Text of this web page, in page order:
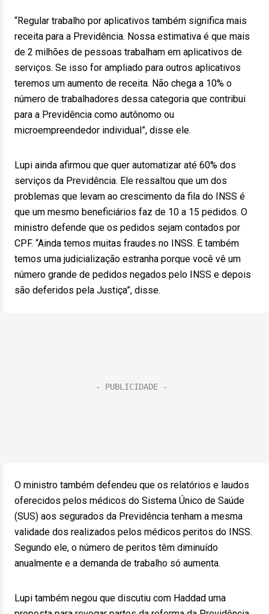
“Regular trabalho por aplicativos também significa mais
receita para a Previdência. Nossa estimativa é que mais
de 2 milhões de pessoas trabalham em aplicativos de
serviços. Se isso for ampliado para outros aplicativos
teremos um aumento de receita. Não chega a 10% o
número de trabalhadores dessa categoria que contribui
para a Previdência como autônomo ou
microempreendedor individual”, disse ele.
Lupi ainda afirmou que quer automatizar até 60% dos
serviços da Previdência. Ele ressaltou que um dos
problemas que levam ao crescimento da fila do INSS é
que um mesmo beneficiários faz de 10 a 15 pedidos. O
ministro defende que os pedidos sejam contados por
CPF. “Ainda temos muitas fraudes no INSS. E também
temos uma judicialização estranha porque você vê um
número grande de pedidos negados pelo INSS e depois
são deferidos pela Justiça”, disse.
O ministro também defendeu que os relatórios e laudos
oferecidos pelos médicos do Sistema Único de Saúde
(SUS) aos segurados da Previdência tenham a mesma
validade dos realizados pelos médicos peritos do INSS.
Segundo ele, o número de peritos têm diminuído
anualmente e a demanda de trabalho só aumenta.
Lupi também negou que discutiu com Haddad uma